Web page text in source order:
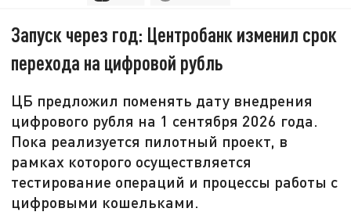
Запуск через год: Центробанк изменил срок
перехода на цифровой рубль
ЦБ предложил поменять дату внедрения
цифрового рубля на 1 сентября 2026 года.
Пока реализуется пилотный проект, в
рамках которого осуществляется
тестирование операций и процессы работы с
цифровыми кошельками.